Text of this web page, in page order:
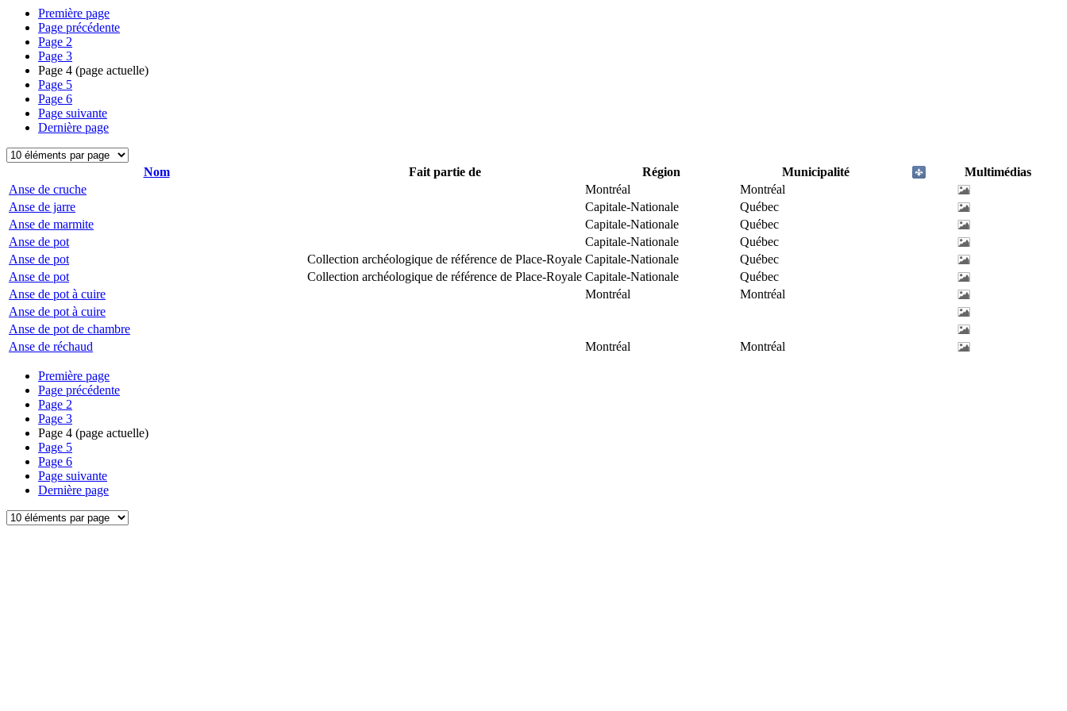
Première page
Page précédente
Page 2
Page 3
Page 4 (page actuelle)
Page 5
Page 6
Page suivante
Dernière page
Nom Fait partie de Région Municipalité
Multimédias
Anse de cruche
Montréal
Montréal
Anse de jarre
Capitale-Nationale
Québec
Anse de marmite
Capitale-Nationale
Québec
Anse de pot
Capitale-Nationale
Québec
Anse de pot
Collection archéologique de référence de Place-Royale Capitale-Nationale
Québec
Anse de pot
Collection archéologique de référence de Place-Royale Capitale-Nationale
Québec
Anse de pot à cuire
Montréal
Montréal
Anse de pot à cuire
Anse de pot de chambre
Anse de réchaud
Montréal Montréal
Première page
Page précédente
Page 2
Page 3
Page 4 (page actuelle)
Page 5
Page 6
Page suivante
Dernière page